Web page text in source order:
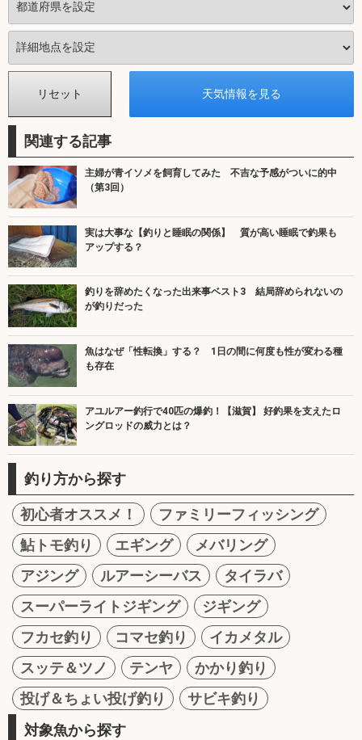
関連する記事
主婦が青イソメを飼育してみた 不吉な予感がついに的中
（第3回）
実は大事な【釣りと睡眠の関係】 質が高い睡眠で釣果も
アップする？
釣りを辞めたくなった出来事ベスト3 結局辞められないの
が釣りだった
魚はなぜ「性転換」する？ 1日の間に何度も性が変わる種
も存在
アユルアー釣行で40匹の爆釣！【滋賀】 好釣果を支えたロ
ングロッドの威力とは？
釣り方から探す
初心者オススメ！
ファミリーフィッシング
鮎トモ釣り
エギング
メバリング
アジング
ルアーシーバス
タイラバ
スーパーライトジギング
ジギング
フカセ釣り
コマセ釣り
イカメタル
スッテ＆ツノ
テンヤ
かかり釣り
投げ＆ちょい投げ釣り
サビキ釣り
対象魚から探す